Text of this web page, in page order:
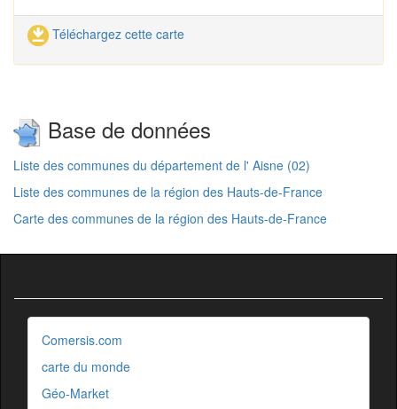
Téléchargez cette carte
Base de données
Liste des communes du département de l' Aisne (02)
Liste des communes de la région des Hauts-de-France
Carte des communes de la région des Hauts-de-France
Comersis.com
carte du monde
Géo-Market